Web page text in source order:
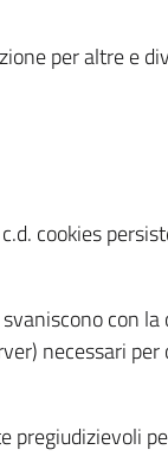
per altre e
cookies
con
necessari per
pregiudizievoli